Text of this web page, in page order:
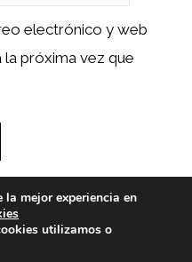
electrónico y web
próxima vez que
Privacidad y Aviso Legal
mejor experiencia en
utilizamos o